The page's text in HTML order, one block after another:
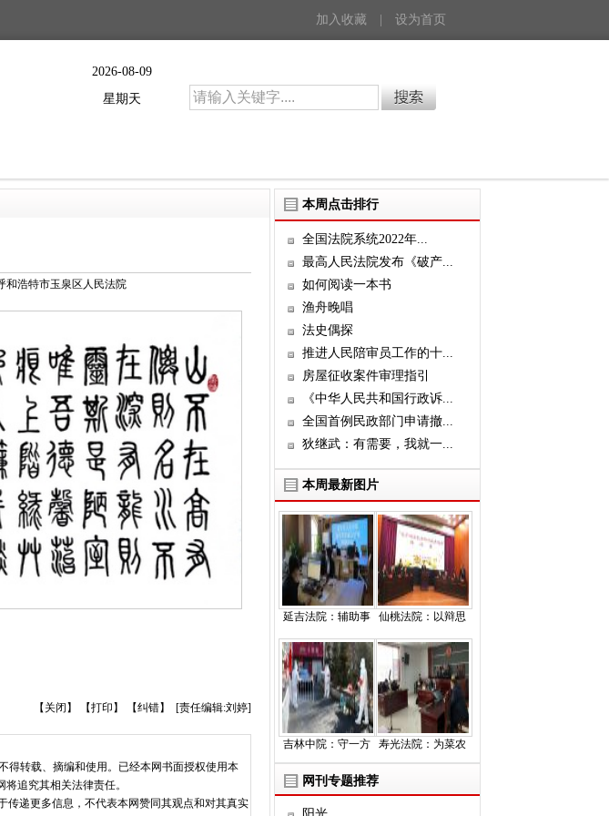
加入收藏 设为首页
2026-08-09
星期天
和浩特市玉泉区人民法院
【关闭】 【打印】 【纠错】 [责任编辑:刘婷]
得转载、摘编和使用。已经本网书面授权使用本
追究其相关法律责任。
递更多信息，不代表本网赞同其观点和对其真实
本周点击排行
全国法院系统2022年...
最高人民法院发布《破产...
如何阅读一本书
渔舟晚唱
法史偶探
推进人民陪审员工作的十...
房屋征收案件审理指引
《中华人民共和国行政诉...
全国首例民政部门申请撤...
狄继武：有需要，我就一...
本周最新图片
延吉法院：辅助事 仙桃法院：以辩思
吉林中院：守一方 寿光法院：为菜农
网刊专题推荐